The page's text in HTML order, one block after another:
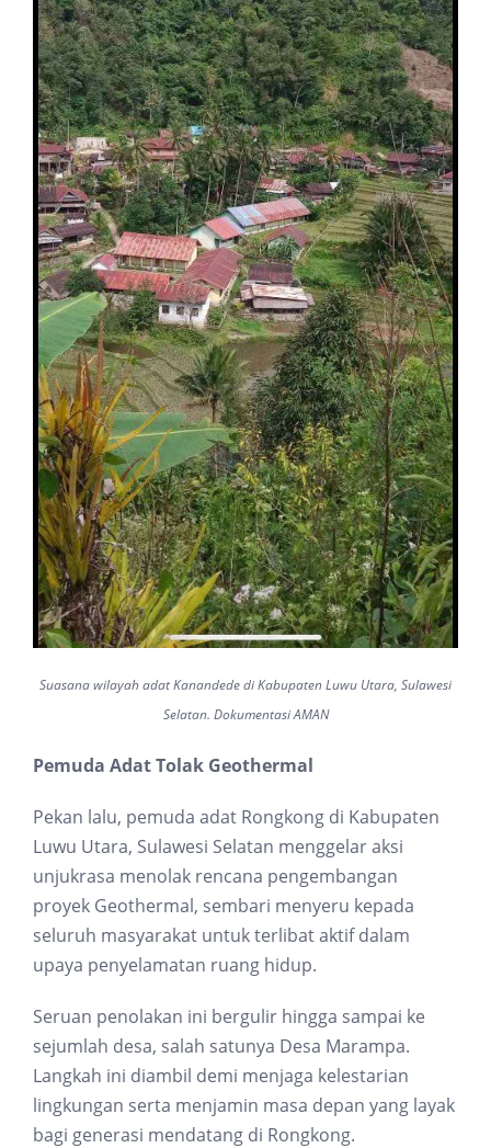
Suasana wilayah adat Kanandede di Kabupaten Luwu Utara, Sulawesi
Selatan. Dokumentasi AMAN
Pemuda Adat Tolak Geothermal
Pekan lalu, pemuda adat Rongkong di Kabupaten
Luwu Utara, Sulawesi Selatan menggelar aksi
unjukrasa menolak rencana pengembangan
proyek Geothermal, sembari menyeru kepada
seluruh masyarakat untuk terlibat aktif dalam
upaya penyelamatan ruang hidup.
Seruan penolakan ini bergulir hingga sampai ke
sejumlah desa, salah satunya Desa Marampa.
Langkah ini diambil demi menjaga kelestarian
lingkungan serta menjamin masa depan yang layak
bagi generasi mendatang di Rongkong.